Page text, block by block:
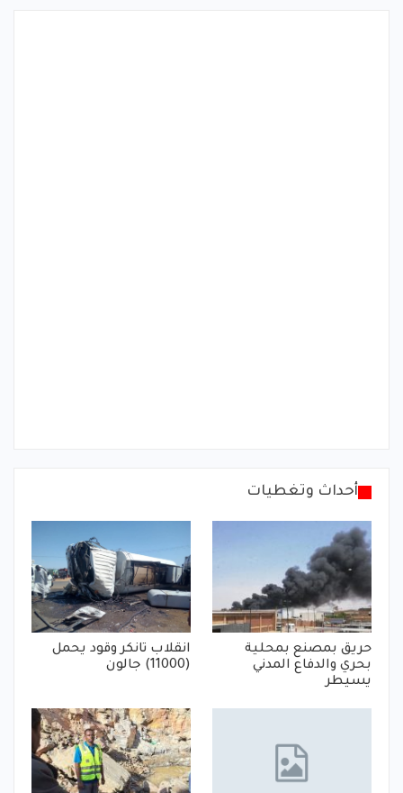
أحداث وتغطيات
حريق بمصنع بمحلية
بحري والدفاع المدني
يسيطر
انقلاب تانكر وقود يحمل
(11000) جالون